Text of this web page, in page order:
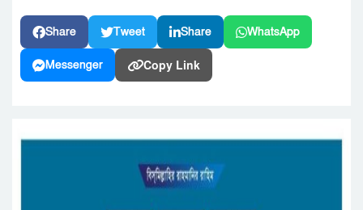
Share Tweet Share WhatsApp
Messenger Copy Link